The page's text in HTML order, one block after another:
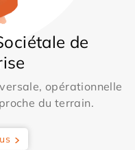
de
opérationnelle
du terrain.